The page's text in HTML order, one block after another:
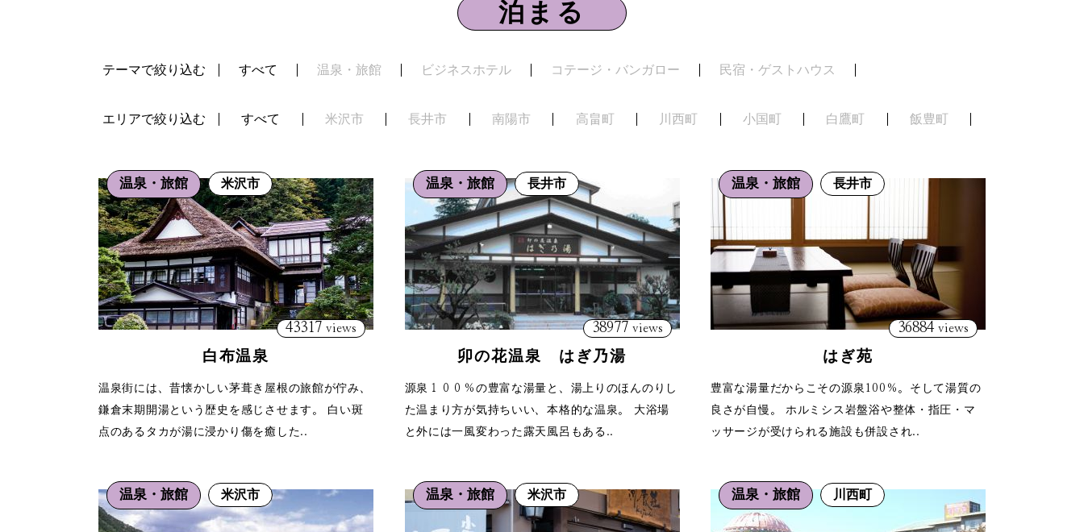
泊まる
テーマで絞り込む すべて 温泉・旅館 ビジネスホテル コテージ・バンガロー 民宿・ゲストハウス
エリアで絞り込む すべて 米沢市 長井市 南陽市 高畠町 川西町 小国町 白鷹町 飯豊町
温泉・旅館 米沢市
43317 views
白布温泉
温泉街には、昔懐かしい茅葺き屋根の旅館が佇み、
鎌倉末期開湯という歴史を感じさせます。 白い斑
点のあるタカが湯に浸かり傷を癒した..
温泉・旅館 長井市
38977 views
卯の花温泉 はぎ乃湯
源泉１００％の豊富な湯量と、湯上りのほんのりし
た温まり方が気持ちいい、本格的な温泉。 大浴場
と外には一風変わった露天風呂もある..
温泉・旅館 長井市
36884 views
はぎ苑
豊富な湯量だからこその源泉100％。そして湯質の
良さが自慢。 ホルミシス岩盤浴や整体・指圧・マ
ッサージが受けられる施設も併設され..
温泉・旅館 米沢市 温泉・旅館 米沢市 温泉・旅館 川西町